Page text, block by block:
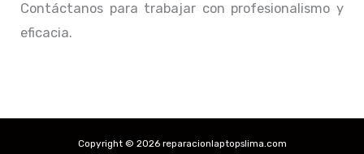
Contáctanos para trabajar con profesionalismo y
eficacia.
Copyright © 2026 reparacionlaptopslima.com